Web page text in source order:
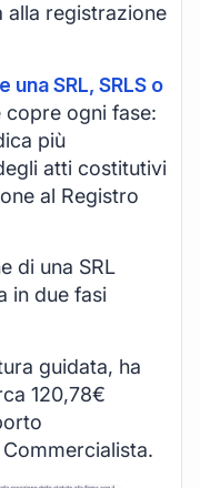
alla registrazione
una SRL, SRLS o
ogni fase:
più
atti costitutivi
al Registro
di una SRL
in due fasi
guidata, ha
120,78€